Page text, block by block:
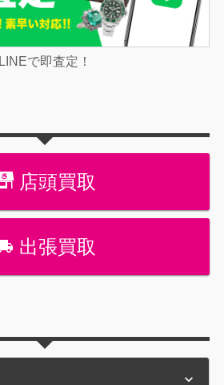
LINEで即査定！
店頭買取
出張買取